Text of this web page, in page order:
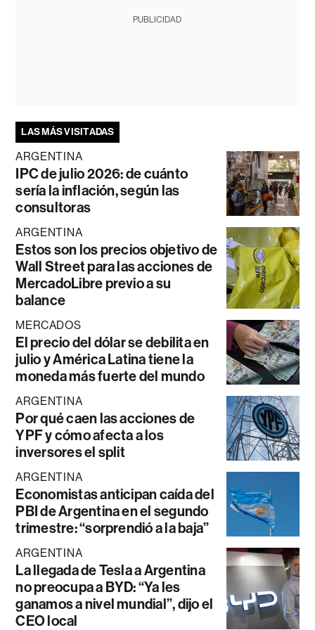
PUBLICIDAD
LAS MÁS VISITADAS
ARGENTINA
IPC de julio 2026: de cuánto
sería la inflación, según las
consultoras
ARGENTINA
Estos son los precios objetivo de
Wall Street para las acciones de
MercadoLibre previo a su
balance
MERCADOS
El precio del dólar se debilita en
julio y América Latina tiene la
moneda más fuerte del mundo
ARGENTINA
Por qué caen las acciones de
YPF y cómo afecta a los
inversores el split
ARGENTINA
Economistas anticipan caída del
PBI de Argentina en el segundo
trimestre: “sorprendió a la baja”
ARGENTINA
La llegada de Tesla a Argentina
no preocupa a BYD: “Ya les
ganamos a nivel mundial”, dijo el
CEO local